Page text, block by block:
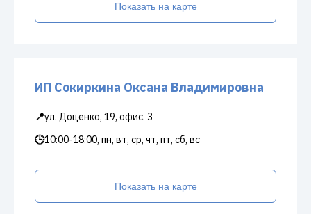
Показать на карте
ИП Сокиркина Оксана Владимировна
📍ул. Доценко, 19, офис. 3
🕒10:00-18:00, пн, вт, ср, чт, пт, сб, вс
Показать на карте